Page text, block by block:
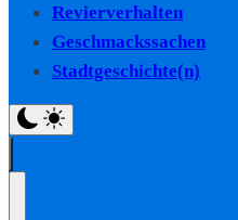
Revierverhalten
Geschmackssachen
Stadtgeschichte(n)